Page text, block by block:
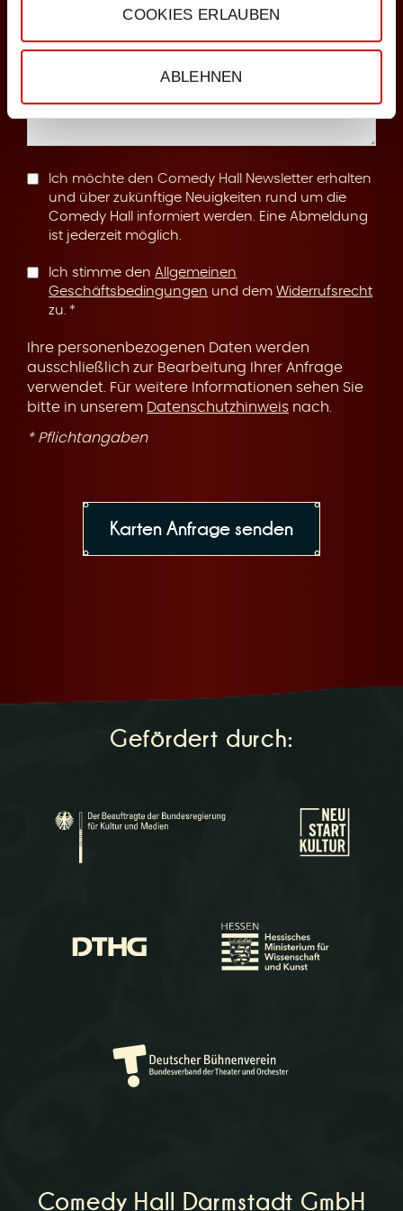
COOKIES ERLAUBEN
ABLEHNEN
n
gIch möchte den Comedy Hall Newsletter erhalten
und über zukünftige Neuigkeiten rund um die
Comedy Hall informiert werden. Eine Abmeldung
ist jederzeit möglich.
Ich stimme denAllgemeinen
Geschäftsbedingungen und demWiderrufsrecht
zu.
Ihre personenbezogenen Daten werden
ausschließlich zur Bearbeitung Ihrer Anfrage
verwendet. Für weitere Informationen sehen Sie
bitte in unserem Datenschutzhinweis nach.
* Pflichtangaben
Gefördert durch:
Comedy Hall Darmstadt GmbH